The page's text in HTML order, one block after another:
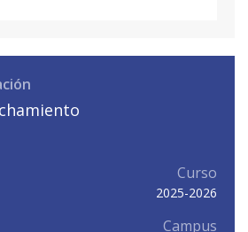
Curso
2025-2026
Campus